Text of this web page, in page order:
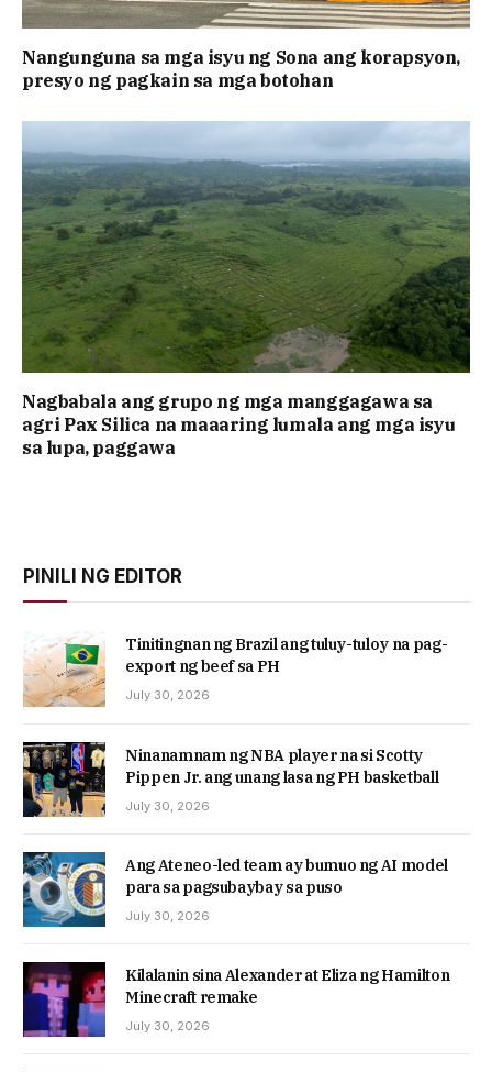
Nangunguna sa mga isyu ng Sona ang korapsyon,
presyo ng pagkain sa mga botohan
Nagbabala ang grupo ng mga manggagawa sa
agri Pax Silica na maaaring lumala ang mga isyu
sa lupa, paggawa
PINILI NG EDITOR
Tinitingnan ng Brazil ang tuluy-tuloy na pag-
export ng beef sa PH
July 30, 2026
Ninanamnam ng NBA player na si Scotty
Pippen Jr. ang unang lasa ng PH basketball
July 30, 2026
Ang Ateneo-led team ay bumuo ng AI model
para sa pagsubaybay sa puso
July 30, 2026
Kilalanin sina Alexander at Eliza ng Hamilton
Minecraft remake
July 30, 2026